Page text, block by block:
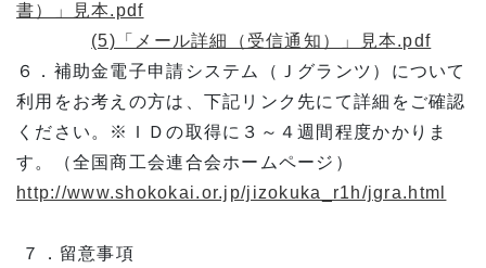
書）」見本.pdf
(5)「メール詳細（受信通知）」見本.pdf
６．補助金電子申請システム（Ｊグランツ）について
利用をお考えの方は、下記リンク先にて詳細をご確認
ください。※ＩＤの取得に３～４週間程度かかりま
す。（全国商工会連合会ホームページ）
http://www.shokokai.or.jp/jizokuka_r1h/jgra.html
７．留意事項